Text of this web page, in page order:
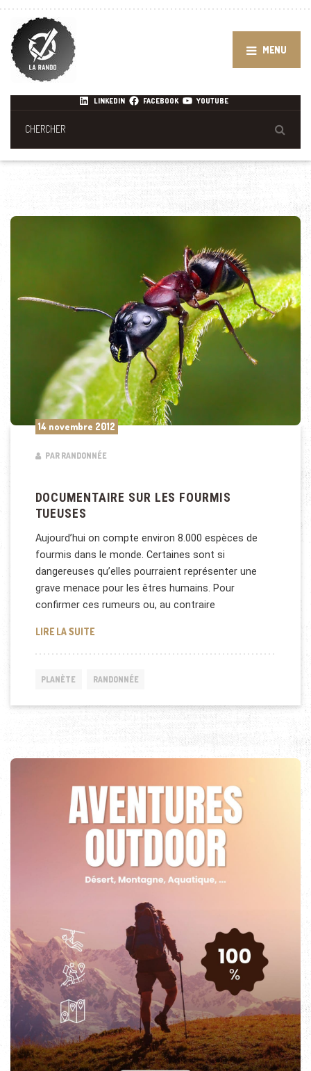
MENU
LINKEDIN FACEBOOK YOUTUBE
14 novembre 2012
PAR RANDONNÉE
DOCUMENTAIRE SUR LES FOURMIS
TUEUSES
Aujourd’hui on compte environ 8.000 espèces de
fourmis dans le monde. Certaines sont si
dangereuses qu’elles pourraient représenter une
grave menace pour les êtres humains. Pour
confirmer ces rumeurs ou, au contraire
LIRE LA SUITEDOCUMENTAIRE SUR LES FOURMIS TUEUSES
PLANÈTE RANDONNÉE